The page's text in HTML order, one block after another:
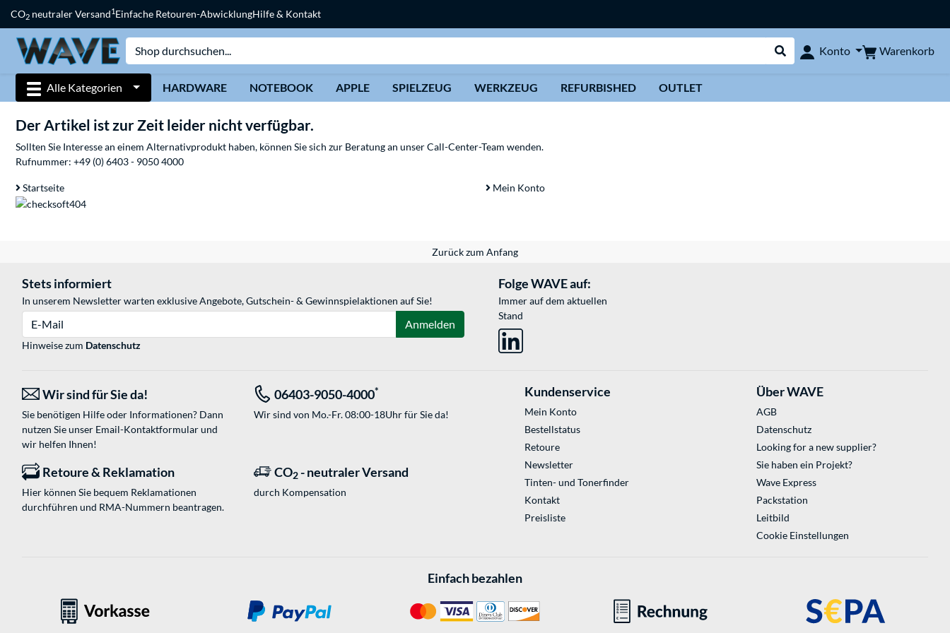
CO2 neutraler Versand1Einfache Retouren-AbwicklungHilfe & Kontakt
Suche durchführen
Konto Warenkorb
Alle Kategorien HARDWARE NOTEBOOK APPLE SPIELZEUG WERKZEUG REFURBISHED OUTLET
Der Artikel ist zur Zeit leider nicht verfügbar.
Sollten Sie Interesse an einem Alternativprodukt haben, können Sie sich zur Beratung an unser Call-Center-Team wenden.
Rufnummer: +49 (0) 6403 - 9050 4000
Startseite Mein Konto
Zurück zum Anfang
Stets informiert
In unserem Newsletter warten exklusive Angebote, Gutschein- & Gewinnspielaktionen auf Sie!
Anmelden
Hinweise zum Datenschutz
Folge WAVE auf:
Immer auf dem aktuellen
Stand
Wir sind für Sie da!
Sie benötigen Hilfe oder Informationen? Dann
nutzen Sie unser Email-Kontaktformularund
wir helfen Ihnen!
06403-9050-4000*
Wir sind von Mo.-Fr. 08:00-18Uhr für Sie da!
Retoure & Reklamation
Hier können Sie bequem Reklamationen
durchführen und RMA-Nummern beantragen.
CO2 - neutraler Versand
durch Kompensation
Kundenservice
Mein Konto
Bestellstatus
Retoure
Newsletter
Tinten- und Tonerfinder
Kontakt
Preisliste
Über WAVE
AGB
Datenschutz
Looking for a new supplier?
Sie haben ein Projekt?
Wave Express
Packstation
Leitbild
Cookie Einstellungen
Einfach bezahlen